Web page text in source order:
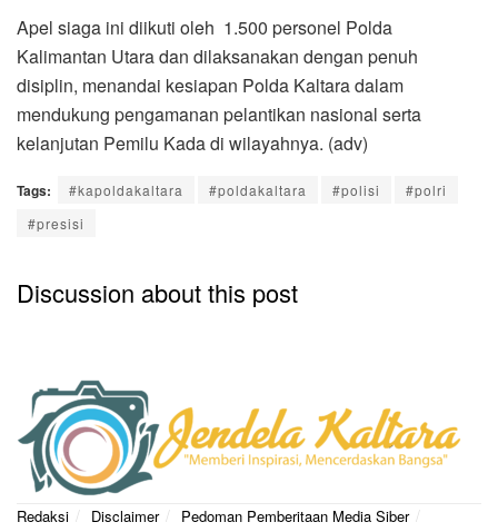
Apel siaga ini diikuti oleh 1.500 personel Polda
Kalimantan Utara dan dilaksanakan dengan penuh
disiplin, menandai kesiapan Polda Kaltara dalam
mendukung pengamanan pelantikan nasional serta
kelanjutan Pemilu Kada di wilayahnya. (adv)
Tags: #kapoldakaltara #poldakaltara #polisi
#polri
#presisi
Discussion about this post
Redaksi Disclaimer
Pedoman Pemberitaan Media Siber